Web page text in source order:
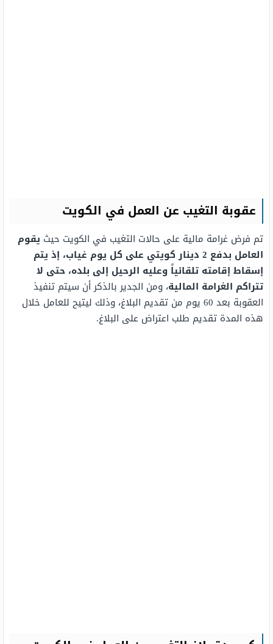
عقوبة التغيب عن العمل في الكويت
تم فرض غرامة مالية على حالات التغيب في الكويت حيث يقوم
العامل بدفع 2 دينار كويتي على كل يوم غياب، إذ يتم
إسقاط إقامته تلقائياً وعليه الرحيل إلى بلده، حتى لا
تتراكم الغرامة المالية، ومن الجدير بالذكر أن سيتم تنفيذ
العقوبة بعد 60 يوم من تقديم البلاغ، وذلك ليتيح للعامل خلال
هذه المدة تقديم طلب اعتراض على البلاغ.